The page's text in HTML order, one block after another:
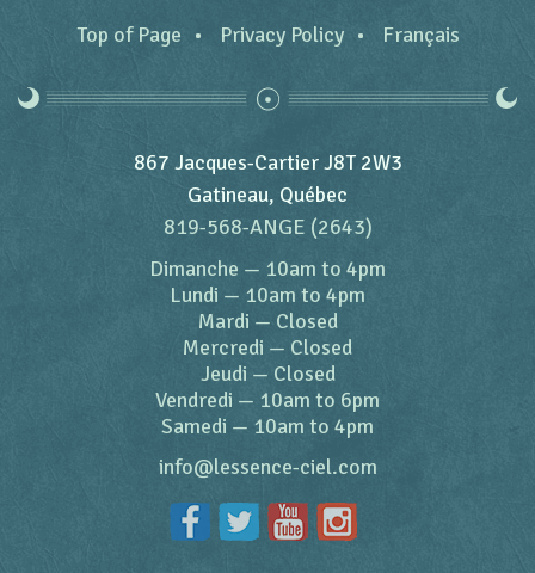
Top of Page Privacy Policy Français
867 Jacques-Cartier J8T 2W3
Gatineau, Québec
819-568-ANGE (2643)
Dimanche — 10am to 4pm
Lundi — 10am to 4pm
Mardi — Closed
Mercredi — Closed
Jeudi — Closed
Vendredi — 10am to 6pm
Samedi — 10am to 4pm
info@lessence-ciel.com